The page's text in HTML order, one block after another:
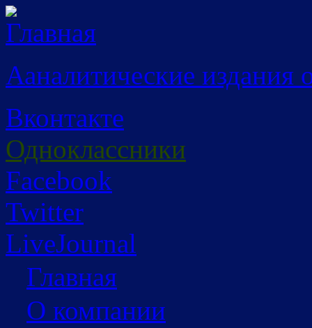
Перейти к основному содержанию
Ааналитические
Вконтакте
Одноклассники
Facebook
Twitter
LiveJournal
Главная
О компании